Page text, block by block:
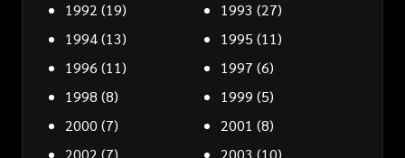
1992 (19) 1993 (27)
1994(13) 1995 (11)
1996 (11) 1997 (6)
1998 (8) 1999 (5)
2000 (7) 2001 (8)